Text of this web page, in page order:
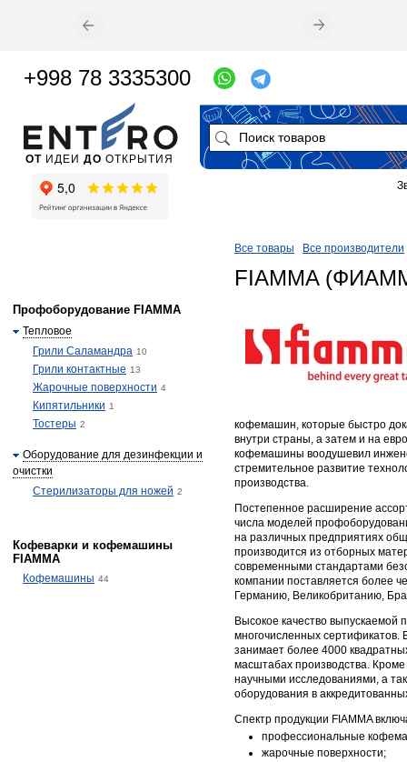
Все товары Все производители
FIAMMA
кофемашин, которые быстро
внутри страны, а затем и на
кофемашины воодушевил
стремительное развитие
производства.
Постепенное расширение
числа моделей
на различных предприятиях
производится из отборных
современными стандартами
компании поставляется более
Германию, Великобританию,
Высокое качество выпускаемой
многочисленных
занимает более 4000
масштабах производства.
научными исследованиями, а
оборудования в
Спектр продукции FIAMMA
профессиональные
жарочные поверхности;
Профоборудование FIAMMA
Тепловое
Грили Саламандра 10
Грили контактные 13
Жарочные поверхности 4
Кипятильники 1
Тостеры 2
Оборудование для дезинфекции и
очистки
Стерилизаторы для ножей 2
Кофеварки и кофемашины
FIAMMA
Кофемашины 44
ОТ ИДЕИ ДО ОТКРЫТИЯ
+998 78 3335300